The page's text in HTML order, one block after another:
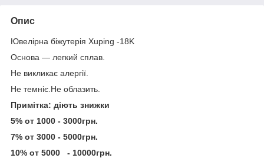
Опис
Ювелірна біжутерія Xuping -18K
Основа — легкий сплав.
Не викликає алергії.
Не темніє.Не облазить.
Примітка: діють знижки
5% от 1000 - 3000грн.
7% от 3000 - 5000грн.
10% от 5000 - 10000грн.